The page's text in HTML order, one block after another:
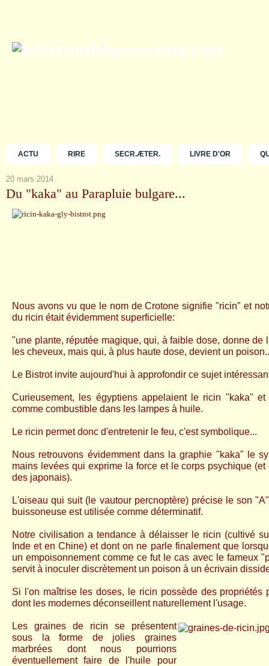
ACTU RIRE SECR.ÆTER. LIVRE D'OR
20 mars 2014
Du "kaka" au Parapluie bulgare...
Nous avons vu que le nom de Crotone signifie "ricin" et
du ricin était évidemment superficielle:
"une plante, réputée magique, qui, à faible dose, donne de
les cheveux, mais qui, à plus haute dose, devient un
Le Bistrot invite aujourd'hui à approfondir ce sujet
Curieusement, les égyptiens appelaient le ricin "kaka"
comme combustible dans les lampes à huile.
Le ricin permet donc d'entretenir le feu, c'est symbolique...
Nous retrouvons évidemment dans la graphie "kaka" le
mains levées qui exprime la force et le corps psychique
des japonais).
L'oiseau qui suit (le vautour percnoptère) précise le son
buissoneuse est utilisée comme déterminatif.
Notre civilisation a tendance à délaisser le ricin (cultivé
Inde et en Chine) et dont on ne parle finalement que
un empoisonnement comme ce fut le cas avec le fameux
servit à inoculer discrètement un poison à un écrivain
Si l'on maîtrise les doses, le ricin possède des propriétés
dont les modernes déconseillent naturellement l'usage.
Les graines de ricin se présentent
sous la forme de jolies graines
marbrées dont nous pourrions
éventuellement faire de l'huile pour